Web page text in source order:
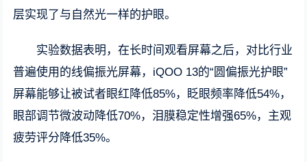
层实现了与自然光一样的护眼。
实验数据表明，在长时间观看屏幕之后，对比行业
普遍使用的线偏振光屏幕，iQOO 13的“圆偏振光护眼”
屏幕能够让被试者眼红降低85%，眨眼频率降低54%，
眼部调节微波动降低70%，泪膜稳定性增强65%，主观
疲劳评分降低35%。